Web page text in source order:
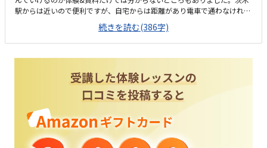
駅からは近いので便利ですが、自宅からは距離があり電車で通わなければ
ならない為、まだ息子だけで通わせることが難しいと思いました。とても
明るくキレイでした。通われている生徒さんが居ない時間だったので、ま
た生徒さんが居る時の雰囲気も見てみたいと思いました。週二回で妥当な
息子のペースに合わせ丁寧に教えて下さったので、息子もとても楽しそう
に積極的に取り組むことが出来ていました。
続きを読む(386字)